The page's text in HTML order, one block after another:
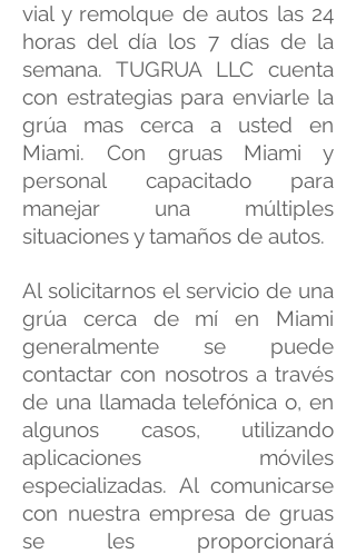
vial y remolque de autos las 24
horas del día los 7 días de la
semana. TUGRUA LLC cuenta
con estrategias para enviarle la
grúa mas cerca a usted en
Miami. Con gruas Miami y
personal capacitado para
manejar una múltiples
situaciones y tamaños de autos.
Al solicitarnos el servicio de una
grúa cerca de mí en Miami
generalmente se puede
contactar con nosotros a través
de una llamada telefónica o, en
algunos casos, utilizando
aplicaciones móviles
especializadas. Al comunicarse
con nuestra empresa de gruas
se les proporcionará